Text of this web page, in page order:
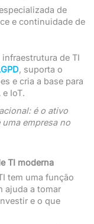
de
e continuidade de
de TI
, suporta o
e cria a base para
IoT.
é o ativo
empresa no
TI moderna
tem uma função
ajuda a tomar
e o que